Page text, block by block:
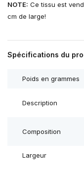
NOTE: Ce tissu est
cm de large!
Spécifications du
Poids en grammes
Description
Composition
Largeur